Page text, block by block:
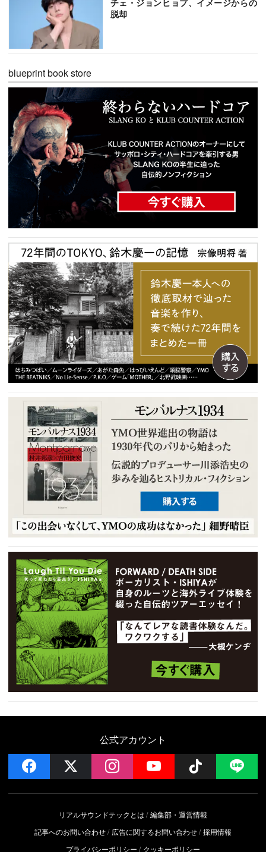
チェ・ジョンヒョプ、イメージからの
脱却
blueprint book store
公式アカウント
facebook instagramYouTube Follow
リアルサウンドテックとは
編集部・運営情報
記事へのお問い合わせ
広告に関するお問い合わせ 採用情報
プライバシーポリシー
クッキーポリシー